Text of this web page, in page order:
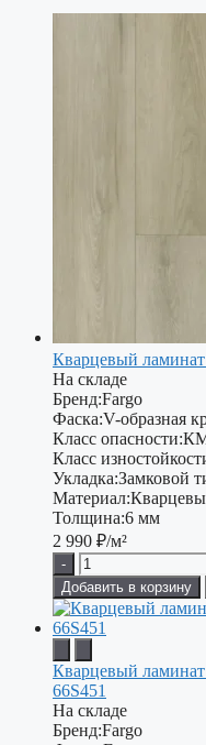
Кварцевый
На складе
Бренд:Fargo
Фаска:V-образная
Класс опасности:
Класс
Укладка:Замковой
Материал:
Толщина:6 мм
2 990 ₽/м²
-
Добавить в корзину
Кварцевый
66S451
На складе
Бренд:Fargo